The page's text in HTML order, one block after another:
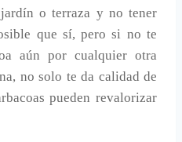
o terraza y no tener
que sí, pero si no te
aún por cualquier otra
no solo te da calidad de
pueden revalorizar